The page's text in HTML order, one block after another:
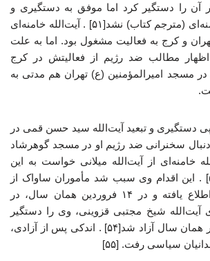
آن را دستگیر کرد اما موفق به دستگیری و
بازداشت آیت‌الله خامنه‌ای (مترجم کتاب) نشد[۵۱] . آیت‌الله خامنه‌ای
و کرج به فعالیت مشغول بود. اما به علت
اظهار مطالب ضد رژیم از فعالیتش در کرج
مسجد امیرالمؤمنین (ع) تهران هم مدتی به
دستگیری و تبعید آیت‌الله سید حسن قمی در
۱۳۴۶ که به دنبال سخنرانی ضد رژیم او در مسجد گوهرشاد
خامنه‌ای از آیت‌الله میلانی خواست به این
اقدام اعتراض کند[۵۲] . این اقدام وی سبب شد مأموران ساواک از
حضور او در مشهد اطلاع یافته و در ۱۴ فروردین همان سال، در
آیت‌الله شیخ مجتبی قزوینی، وی را دستگیر
کنند[۵۳] . او در ۲۶ تیر همان سال آزاد شد[۵۴] . اندکی پس از آزادی،
سیاسی رفت. [۵۵]